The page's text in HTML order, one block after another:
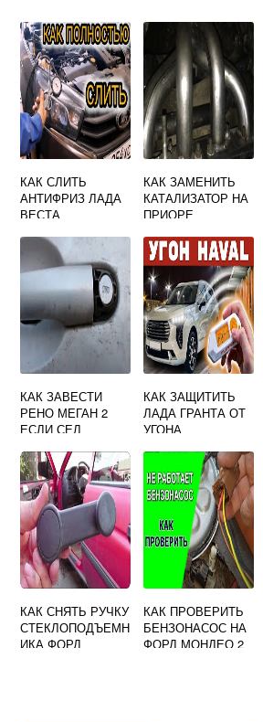
КАК СЛИТЬ
АНТИФРИЗ ЛАДА
ВЕСТА
КАК ЗАМЕНИТЬ
КАТАЛИЗАТОР НА
ПРИОРЕ
КАК ЗАВЕСТИ
РЕНО МЕГАН 2
ЕСЛИ СЕЛ
КАК ЗАЩИТИТЬ
ЛАДА ГРАНТА ОТ
УГОНА
КАК СНЯТЬ РУЧКУ
СТЕКЛОПОДЪЕМН
ИКА ФОРД
КАК ПРОВЕРИТЬ
БЕНЗОНАСОС НА
ФОРД МОНДЕО 2